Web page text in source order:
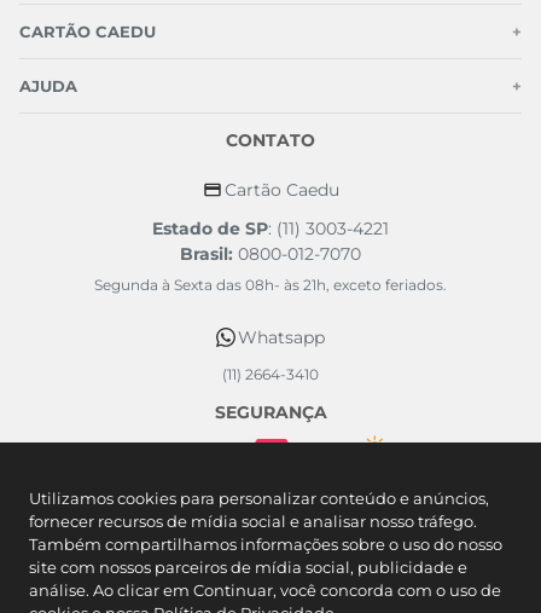
Utilizamos cookies para personalizar conteúdo e anúncios,
fornecer recursos de mídia social e analisar nosso tráfego.
Também compartilhamos informações sobre o uso do nosso
site com nossos parceiros de mídia social, publicidade e
análise. Ao clicar em Continuar, você concorda com o uso de
CARTÃO CAEDU +
AJUDA +
CONTATO
Cartão Caedu
Estado de SP: (11) 3003-4221
Brasil: 0800-012-7070
Segunda à Sexta das 08h- às 21h, exceto feriados.
Whatsapp
(11) 2664-3410
SEGURANÇA
FORMAS DE PAGAMENTO